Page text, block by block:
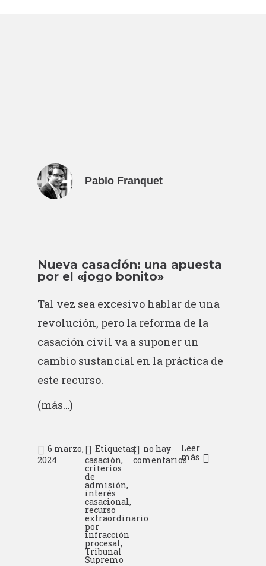
Pablo Franquet
Nueva casación: una apuesta
por el «jogo bonito»
Tal vez sea excesivo hablar de una
revolución, pero la reforma de la
casación civil va a suponer un
cambio sustancial en la práctica de
este recurso.
(más…)
6 marzo,
2024
Etiquetas:
casación,
criterios
de
admisión,
interés
casacional,
recurso
extraordinario
por
infracción
procesal,
Tribunal
Supremo
no hay
comentarios
Leer
más